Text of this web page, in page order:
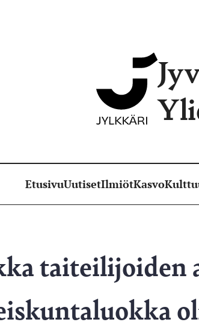
EtusivuUutisetIlmiötKasvo
taiteilijoiden